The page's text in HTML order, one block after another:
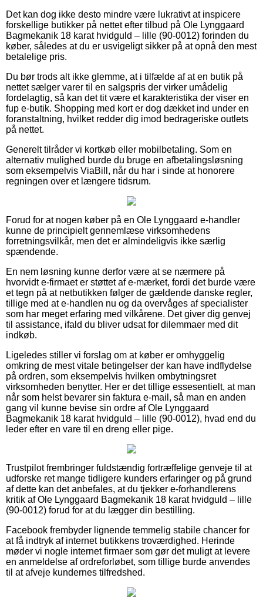
Det kan dog ikke desto mindre være lukrativt at inspicere
forskellige butikker på nettet efter tilbud på Ole Lynggaard
Bagmekanik 18 karat hvidguld – lille (90-0012) forinden du
køber, således at du er usvigeligt sikker på at opnå den mest
betalelige pris.
Du bør trods alt ikke glemme, at i tilfælde af at en butik på
nettet sælger varer til en salgspris der virker umådelig
fordelagtig, så kan det tit være et karakteristika der viser en
fup e-butik. Shopping med kort er dog dækket ind under en
foranstaltning, hvilket redder dig imod bedrageriske outlets
på nettet.
Generelt tilråder vi kortkøb eller mobilbetaling. Som en
alternativ mulighed burde du bruge en afbetalingsløsning
som eksempelvis ViaBill, når du har i sinde at honorere
regningen over et længere tidsrum.
Forud for at nogen køber på en Ole Lynggaard e-handler
kunne de principielt gennemlæse virksomhedens
forretningsvilkår, men det er almindeligvis ikke særlig
spændende.
En nem løsning kunne derfor være at se nærmere på
hvorvidt e-firmaet er støttet af e-mærket, fordi det burde være
et tegn på at netbutikken følger de gældende danske regler,
tillige med at e-handlen nu og da overvåges af specialister
som har meget erfaring med vilkårene. Det giver dig genvej
til assistance, ifald du bliver udsat for dilemmaer med dit
indkøb.
Ligeledes stiller vi forslag om at køber er omhyggelig
omkring de mest vitale betingelser der kan have indflydelse
på ordren, som eksempelvis hvilken ombytningsret
virksomheden benytter. Her er det tillige essesentielt, at man
når som helst bevarer sin faktura e-mail, så man en anden
gang vil kunne bevise sin ordre af Ole Lynggaard
Bagmekanik 18 karat hvidguld – lille (90-0012), hvad end du
leder efter en vare til en dreng eller pige.
Trustpilot frembringer fuldstændig fortræffelige genveje til at
udforske ret mange tidligere kunders erfaringer og på grund
af dette kan det anbefales, at du tjekker e-forhandlerens
kritik af Ole Lynggaard Bagmekanik 18 karat hvidguld – lille
(90-0012) forud for at du lægger din bestilling.
Facebook frembyder lignende temmelig stabile chancer for
at få indtryk af internet butikkens troværdighed. Herinde
møder vi nogle internet firmaer som gør det muligt at levere
en anmeldelse af ordreforløbet, som tillige burde anvendes
til at afveje kundernes tilfredshed.